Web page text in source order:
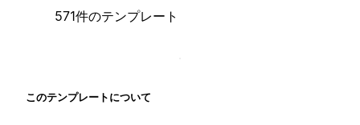
571件のテンプレート
このテンプレートについて